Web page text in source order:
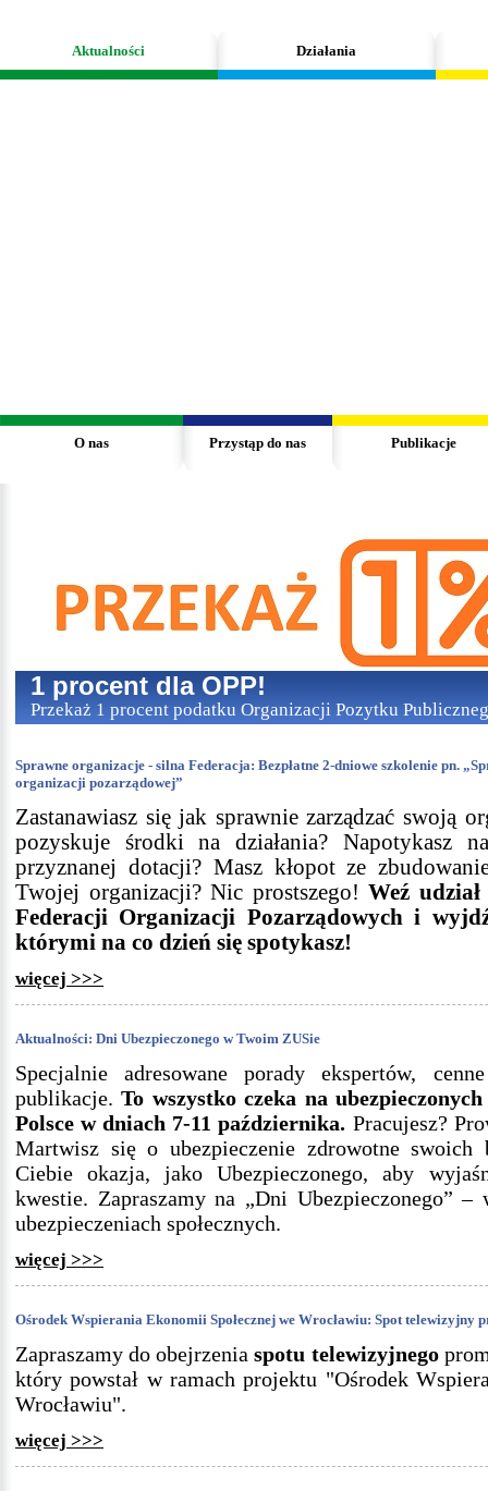
Aktualności Działania
O nas Przystąp do nas Publikacje
1 procent dla OPP!
Przekaż 1 procent podatku Organizacji Pozytku
Sprawne organizacje - silna Federacja: Bezpłatne 2-dniowe szkolenie pn.
organizacji pozarządowej”
Zastanawiasz się jak sprawnie zarządzać swoją
pozyskuje środki na działania? Napotykasz
przyznanej dotacji? Masz kłopot ze
Twojej organizacji? Nic prostszego!Weź
Federacji Organizacji Pozarządowych i
którymi na co dzień się spotykasz!
więcej >>>
Aktualności: Dni Ubezpieczonego w Twoim ZUSie
Specjalnie adresowane porady ekspertów,
publikacje.To wszystko czeka na
Polsce w dniach 7-11 października. Pracujesz?
Martwisz się o ubezpieczenie zdrowotne
Ciebie okazja, jako Ubezpieczonego, aby
kwestie. Zapraszamy na „Dni Ubezpieczonego”
ubezpieczeniach społecznych.
więcej >>>
Ośrodek Wspierania Ekonomii Społecznej we Wrocławiu: Spot telewizyjny
Zapraszamy do obejrzeniaspotu telewizyjnego
który powstał w ramach projektu "Ośrodek
Wrocławiu".
więcej >>>